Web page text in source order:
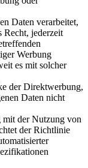
Daten verarbeitet,
Recht, jederzeit
Werbung
es mit solcher
der Direktwerbung,
Daten nicht
mit der Nutzung von
der Richtlinie